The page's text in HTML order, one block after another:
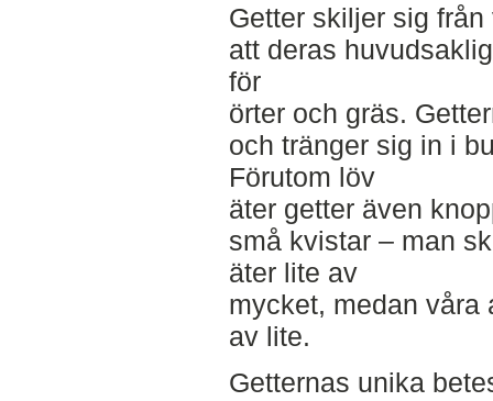
Getter skiljer sig
att deras
för
örter och gräs.
och tränger sig in i
Förutom löv
äter getter även
små kvistar – man
äter lite av
mycket, medan våra
av lite.
Getternas unika